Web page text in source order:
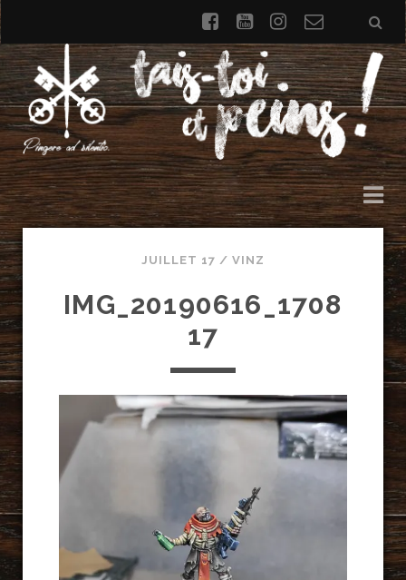
facebookyoutubeinstagram
de
contact
JUILLET 17 /VINZ
IMG_20190616_1708
17